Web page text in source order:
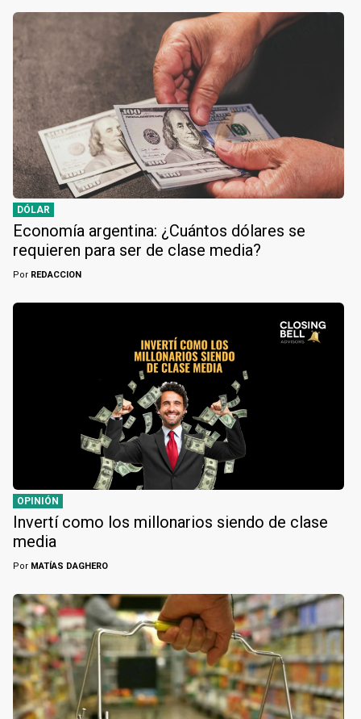
DÓLAR
Economía argentina: ¿Cuántos dólares se
requieren para ser de clase media?
Por REDACCION
OPINIÓN
Invertí como los millonarios siendo de clase
media
Por MATÍAS DAGHERO